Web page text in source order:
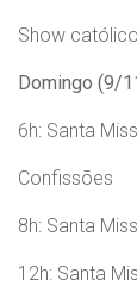
Show
Domingo (9/
6h: Santa
Confissões
8h: Santa
12h: Santa